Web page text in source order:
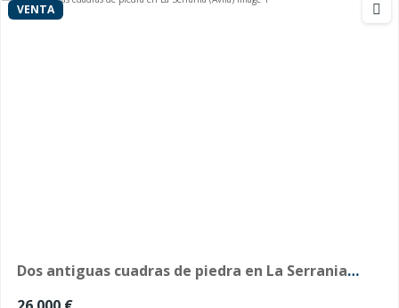
VENTA
Dos antiguas cuadras de piedra en La Serrania